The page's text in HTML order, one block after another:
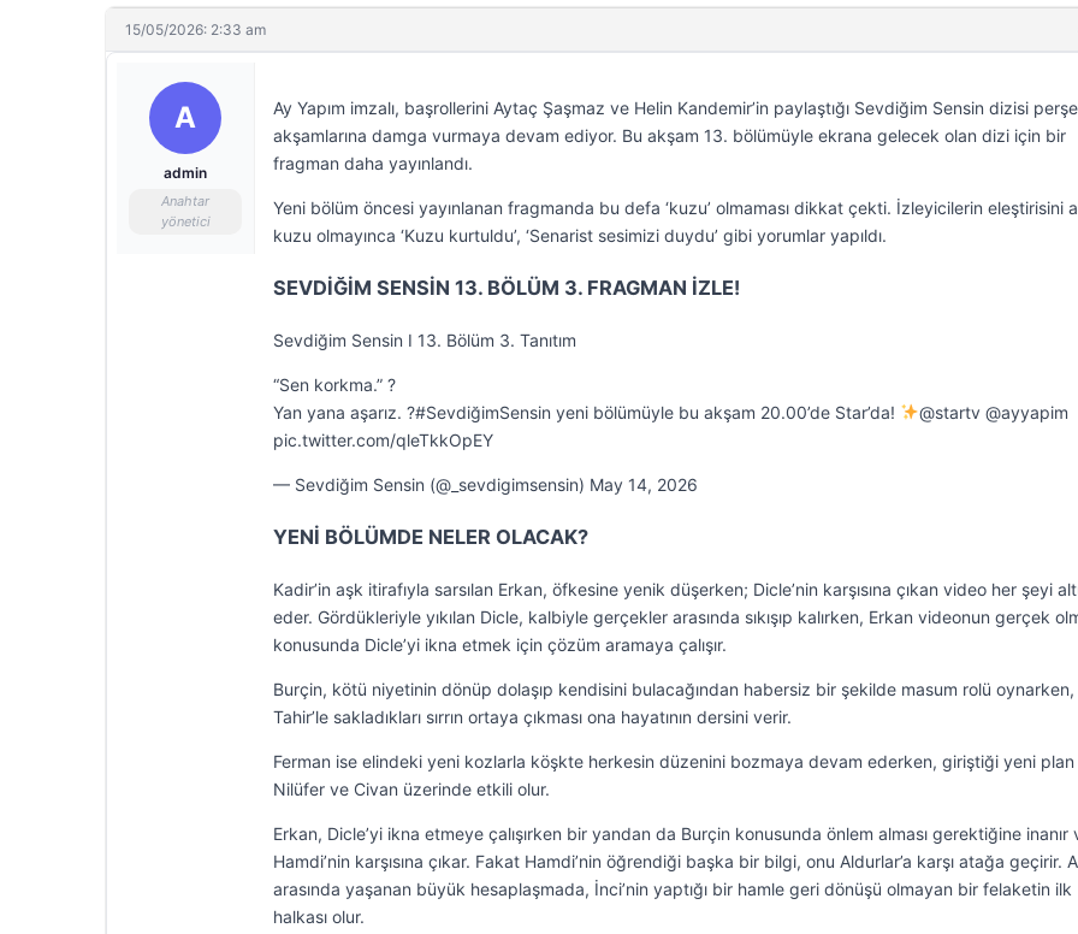
15/05/2026: 2:33 am
A
admin
Anahtar
yönetici
Ay Yapım imzalı, başrollerini Aytaç Şaşmaz ve Helin Kandemir’in paylaştığı Sevdiğim Sensin dizisi
akşamlarına damga vurmaya devam ediyor. Bu akşam 13. bölümüyle ekrana gelecek olan dizi için bir
fragman daha yayınlandı.
Yeni bölüm öncesi yayınlanan fragmanda bu defa ‘kuzu’ olmaması dikkat çekti. İzleyicilerin eleştirisini
kuzu olmayınca ‘Kuzu kurtuldu’, ‘Senarist sesimizi duydu’ gibi yorumlar yapıldı.
SEVDİĞİM SENSİN 13. BÖLÜM 3. FRAGMAN İZLE!
Sevdiğim Sensin I 13. Bölüm 3. Tanıtım
“Sen korkma.” ?
Yan yana aşarız. ?#SevdiğimSensin yeni bölümüyle bu akşam 20.00’de Star’da!
@startv @ayyapim
pic.twitter.com/qleTkkOpEY
— Sevdiğim Sensin (@_sevdigimsensin) May 14, 2026
YENİ BÖLÜMDE NELER OLACAK?
Kadir’in aşk itirafıyla sarsılan Erkan, öfkesine yenik düşerken; Dicle’nin karşısına çıkan video her şeyi
eder. Gördükleriyle yıkılan Dicle, kalbiyle gerçekler arasında sıkışıp kalırken, Erkan videonun gerçek
konusunda Dicle’yi ikna etmek için çözüm aramaya çalışır.
Burçin, kötü niyetinin dönüp dolaşıp kendisini bulacağından habersiz bir şekilde masum rolü oynarken,
Tahir’le sakladıkları sırrın ortaya çıkması ona hayatının dersini verir.
Ferman ise elindeki yeni kozlarla köşkte herkesin düzenini bozmaya devam ederken, giriştiği yeni plan
Nilüfer ve Civan üzerinde etkili olur.
Erkan, Dicle’yi ikna etmeye çalışırken bir yandan da Burçin konusunda önlem alması gerektiğine inanır
Hamdi’nin karşısına çıkar. Fakat Hamdi’nin öğrendiği başka bir bilgi, onu Aldurlar’a karşı atağa geçirir.
arasında yaşanan büyük hesaplaşmada, İnci’nin yaptığı bir hamle geri dönüşü olmayan bir felaketin ilk
halkası olur.